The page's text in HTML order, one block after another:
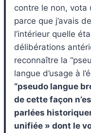
contre le non, vota
parce que j’avais
l’intérieur quelle
délibérations
reconnaître la
langue d’usage à
“pseudo langue
de cette façon
parlées
unifiée » dont le